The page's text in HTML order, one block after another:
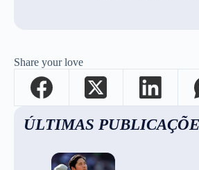
Share your love
ÚLTIMAS